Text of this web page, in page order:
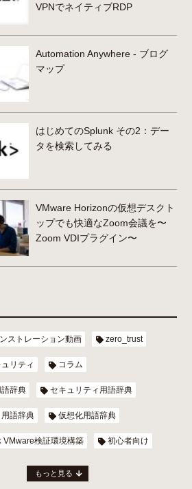
VPNでネイティブRDP
Automation Anywhere - ブログ
マップ
はじめてのSplunk その2：デー
タを検索してみる
VMware Horizonの仮想デスクト
ップでも快適なZoom会議を〜
Zoom VDIプラグイン〜
ストレーション動画 zero_trust
リティ コラム
辞典 セキュリティ用語辞典
語辞典 仮想化用語辞典
VMware検証環境構築 初心者向け
もっと見る